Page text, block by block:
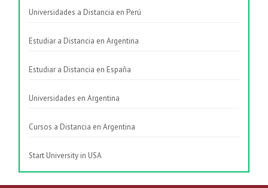
Universidades a Distancia en Perú
Estudiar a Distancia en Argentina
Estudiar a Distancia en España
Universidades en Argentina
Cursos a Distancia en Argentina
Start University in USA